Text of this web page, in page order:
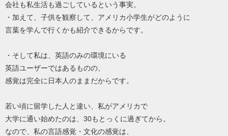
会社も私生活も過ごしているという事実。
・加えて、子供を観察して、アメリカ小学生がどのように
言葉を学んで行くかも紹介できるからです。
・そして私は、英語のみの環境にいる
英語ユーザーではあるものの、
感覚は完全に日本人のままだからです。
若い頃に留学した人と違い、私がアメリカで
大学に通い始めたのは、30もとっくに過ぎてから。
なので、私の言語感覚・文化の感覚は、